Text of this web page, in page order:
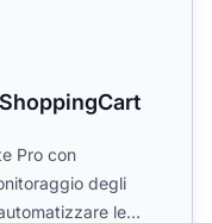
Pro con
degli
le